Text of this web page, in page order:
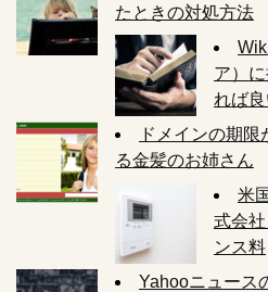
たときの対処方法
ア）
れば
ドメインの期
る金髪のお姉さん
米
式会
ンス料
Yahooニュース